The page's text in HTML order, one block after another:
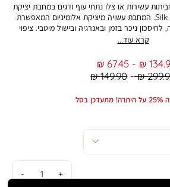
עשירות או צלו נתחי עוף ודגים במחבת יציקת
אלומיניום איכותית מסדרת Silk. המחבת עשויה מיציקת אלומיניום המאפשרת
ניכר בזמן ובאנרגיה ובישול מיטבי. ציפוי
מונע הידבקות מזון, תורם לשימוש מופחת בשמן
התמונה להמחשה בלבד. הצבע במציאות עשוי
קרא עוד...
Regular
Price
149.90 ₪
From
67.45 ₪
בסל